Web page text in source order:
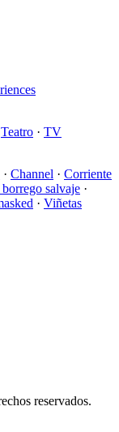
Teatro · TV
· Channel · Corriente
salvaje ·
· Viñetas
reservados.